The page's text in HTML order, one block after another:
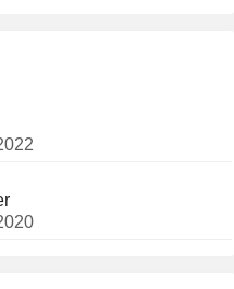
de glucosa, ingredientes
almidón así como